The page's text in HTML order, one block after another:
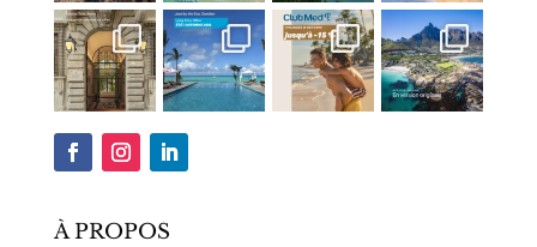
À PROPOS